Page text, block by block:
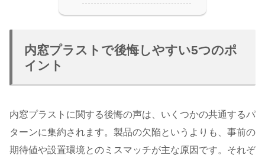
内窓プラストで後悔しやすい5つのポ
イント
内窓プラストに関する後悔の声は、いくつかの共通するパ
ターンに集約されます。製品の欠陥というよりも、事前の
期待値や設置環境とのミスマッチが主な原因です。それぞ